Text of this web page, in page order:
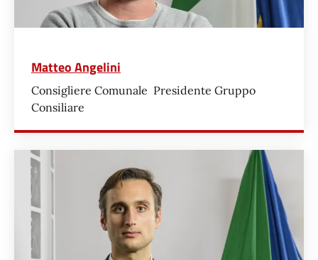
Matteo Angelini
Consigliere Comunale Presidente Gruppo
Consiliare